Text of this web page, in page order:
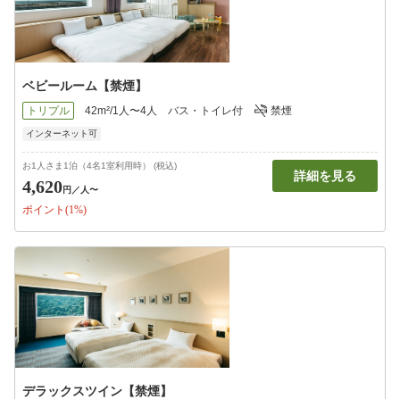
ベビールーム【禁煙】
トリプル 42m²/1人〜4人 バス・トイレ付 禁煙
インターネット可
お1人さま1泊（4名1室利用時） (税込)
4,620円 ／人〜
ポイント(1%)
詳細を見る
デラックスツイン【禁煙】